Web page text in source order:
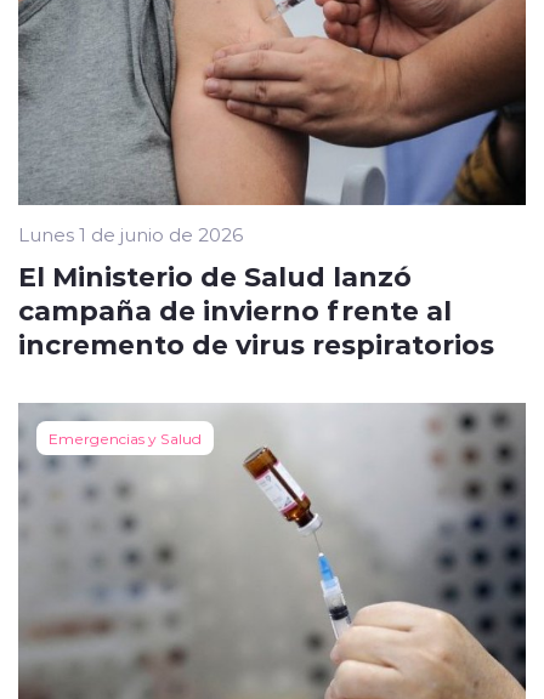
Lunes 1 de junio de 2026
El Ministerio de Salud lanzó
campaña de invierno frente al
incremento de virus respiratorios
Emergencias y Salud